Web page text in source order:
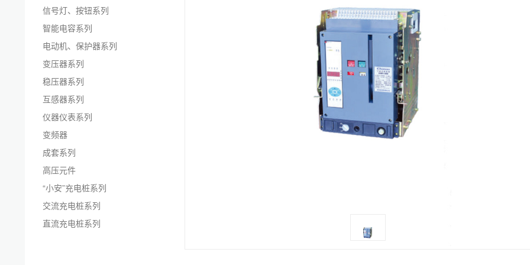
信号灯、按钮系列
智能电容系列
电动机、保护器系列
变压器系列
稳压器系列
互感器系列
仪器仪表系列
变频器
成套系列
高压元件
“小安”充电桩系列
交流充电桩系列
直流充电桩系列